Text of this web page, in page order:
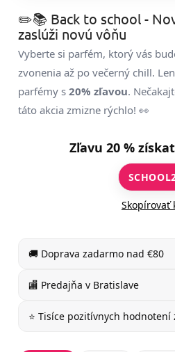
✏️📚 Back to school -
zaslúži novú vôňu
Vyberte si parfém, ktorý vás
zvonenia až po večerný chill.
parfémy s 20% zľavou.
táto akcia zmizne rýchlo! 👀
Zľavu 20 %
Skopírovať
🚚 Doprava zadarmo nad €80
🏬 Predajňa v Bratislave
⭐ Tisíce pozitívnych hodnotení